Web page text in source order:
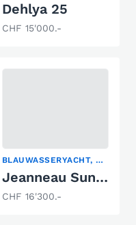
Dehlya 25
CHF 15'000.-
BLAUWASSERYACHT, DAYSAILER, SEGELYACHT
Jeanneau Sun Fast 20
CHF 16'300.-